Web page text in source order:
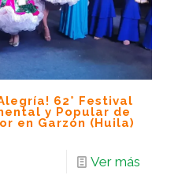
62° Festival
y Popular de
en Garzón (Huila)
Ver más